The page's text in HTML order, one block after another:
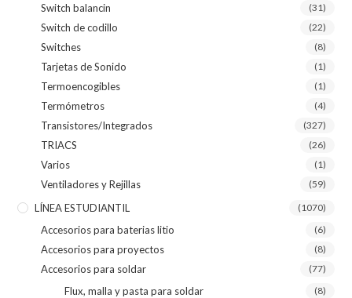
Switch balancin (31)
Switch de codillo (22)
Switches (8)
Tarjetas de Sonido (1)
Termoencogibles (1)
Termómetros (4)
Transistores/Integrados (327)
TRIACS (26)
Varios (1)
Ventiladores y Rejillas (59)
LÍNEA ESTUDIANTIL (1070)
Accesorios para baterias litio (6)
Accesorios para proyectos (8)
Accesorios para soldar (77)
Flux, malla y pasta para soldar (8)